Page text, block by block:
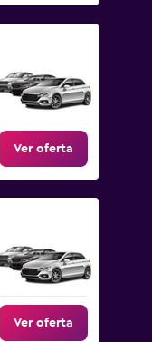
Ver oferta
Ver oferta